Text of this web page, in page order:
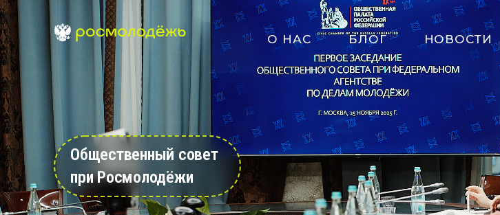
О НАС БЛОГ НОВОСТИ
Общественный совет
при Росмолодёжи